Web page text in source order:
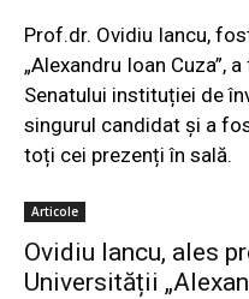
Prof.dr. Ovidiu Iancu,
„Alexandru Ioan Cuza”,
Senatului instituției de
singurul candidat și a
toți cei prezenți în sală.
Articole
Ovidiu Iancu, ales
Universității